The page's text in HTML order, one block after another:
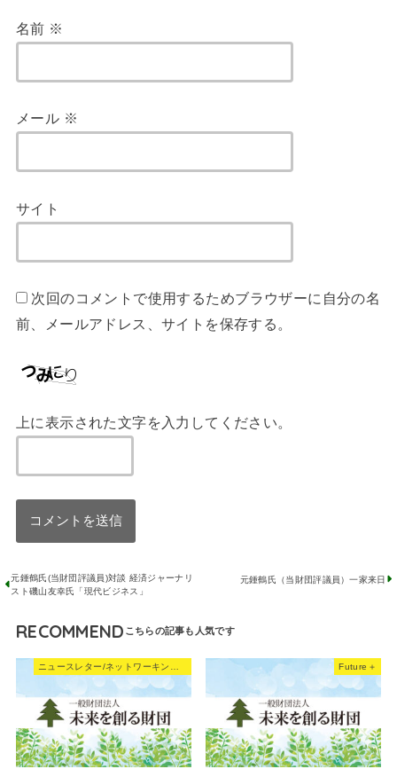
名前 ※
メール ※
サイト
次回のコメントで使用するためブラウザーに自分の名
前、メールアドレス、サイトを保存する。
上に表示された文字を入力してください。
元鍾鶴氏(当財団評議員)対談 経済ジャーナリ
スト磯山友幸氏「現代ビジネス」
元鍾鶴氏（当財団評議員）一家来日
RECOMMEND
Future＋